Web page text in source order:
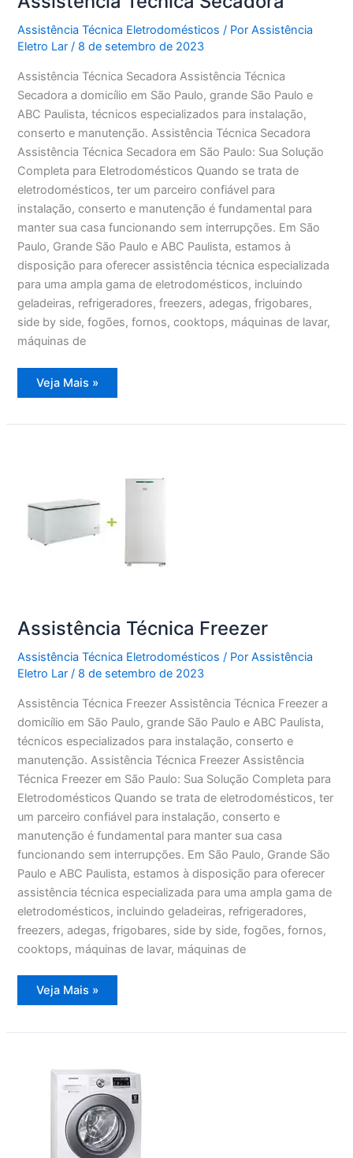
Assistência Técnica Eletrodomésticos / PorAssistência
Eletro Lar/ 8 de setembro de 2023
Assistência Técnica Secadora Assistência Técnica
Secadora a domicílio em São Paulo, grande São Paulo e
ABC Paulista, técnicos especializados para instalação,
conserto e manutenção. Assistência Técnica Secadora
Assistência Técnica Secadora em São Paulo: Sua Solução
Completa para Eletrodomésticos Quando se trata de
eletrodomésticos, ter um parceiro confiável para
instalação, conserto e manutenção é fundamental para
manter sua casa funcionando sem interrupções. Em São
Paulo, Grande São Paulo e ABC Paulista, estamos à
disposição para oferecer assistência técnica especializada
para uma ampla gama de eletrodomésticos, incluindo
geladeiras, refrigeradores, freezers, adegas, frigobares,
side by side, fogões, fornos, cooktops, máquinas de lavar,
máquinas de
Assistência
Técnica
Veja Mais »
Assistência Técnica Freezer
Assistência Técnica Eletrodomésticos / PorAssistência
Eletro Lar/ 8 de setembro de 2023
Assistência Técnica Freezer Assistência Técnica Freezer a
domicílio em São Paulo, grande São Paulo e ABC Paulista,
técnicos especializados para instalação, conserto e
manutenção. Assistência Técnica Freezer Assistência
Técnica Freezer em São Paulo: Sua Solução Completa para
Eletrodomésticos Quando se trata de eletrodomésticos, ter
um parceiro confiável para instalação, conserto e
manutenção é fundamental para manter sua casa
funcionando sem interrupções. Em São Paulo, Grande São
Paulo e ABC Paulista, estamos à disposição para oferecer
assistência técnica especializada para uma ampla gama de
eletrodomésticos, incluindo geladeiras, refrigeradores,
freezers, adegas, frigobares, side by side, fogões, fornos,
cooktops, máquinas de lavar, máquinas de
Assistência
Técnica
Veja Mais »